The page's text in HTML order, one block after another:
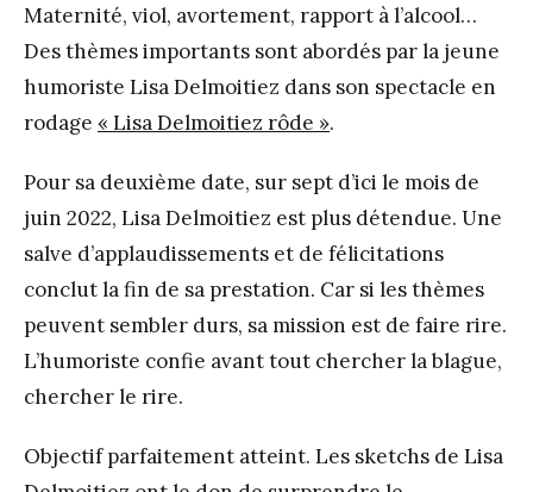
Maternité, viol, avortement, rapport à l’alcool…
Des thèmes importants sont abordés par la jeune
humoriste Lisa Delmoitiez dans son spectacle en
rodage « Lisa Delmoitiez rôde ».
Pour sa deuxième date, sur sept d’ici le mois de
juin 2022, Lisa Delmoitiez est plus détendue. Une
salve d’applaudissements et de félicitations
conclut la fin de sa prestation. Car si les thèmes
peuvent sembler durs, sa mission est de faire rire.
L’humoriste confie avant tout chercher la blague,
chercher le rire.
Objectif parfaitement atteint. Les sketchs de Lisa